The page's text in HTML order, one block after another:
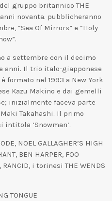
gruppo britannico THE
novanta. pubblicheranno
“Sea Of Mirrors” e “Holy
a settembre con il decimo
anni. Il trio italo-giapponese
formato nel 1993 a New York
Kazu Makino e dai gemelli
inizialmente faceva parte
Takahashi. Il primo
intitola ‘Snowman‘.
NOEL GALLAGHER’S HIGH
BEN HARPER, FOO
RANCID, i torinesi THE WENDS
TONGUE